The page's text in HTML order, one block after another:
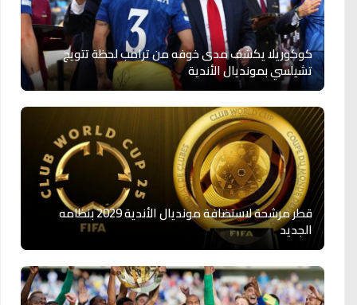
كوكوريلا يكشف مدى خوفه من ترامب لحظة تتويج
تشيلسي بمونديال الأندية
قطر مرشحة لاستضافة مونديال الأندية 2029 بنظامه
الجديد